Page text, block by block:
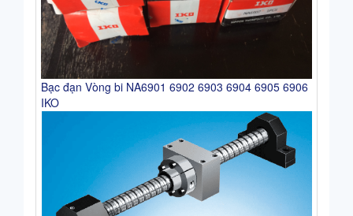
Bạc đạn Vòng bi NA6901 6902 6903 6904 6905 6906
IKO